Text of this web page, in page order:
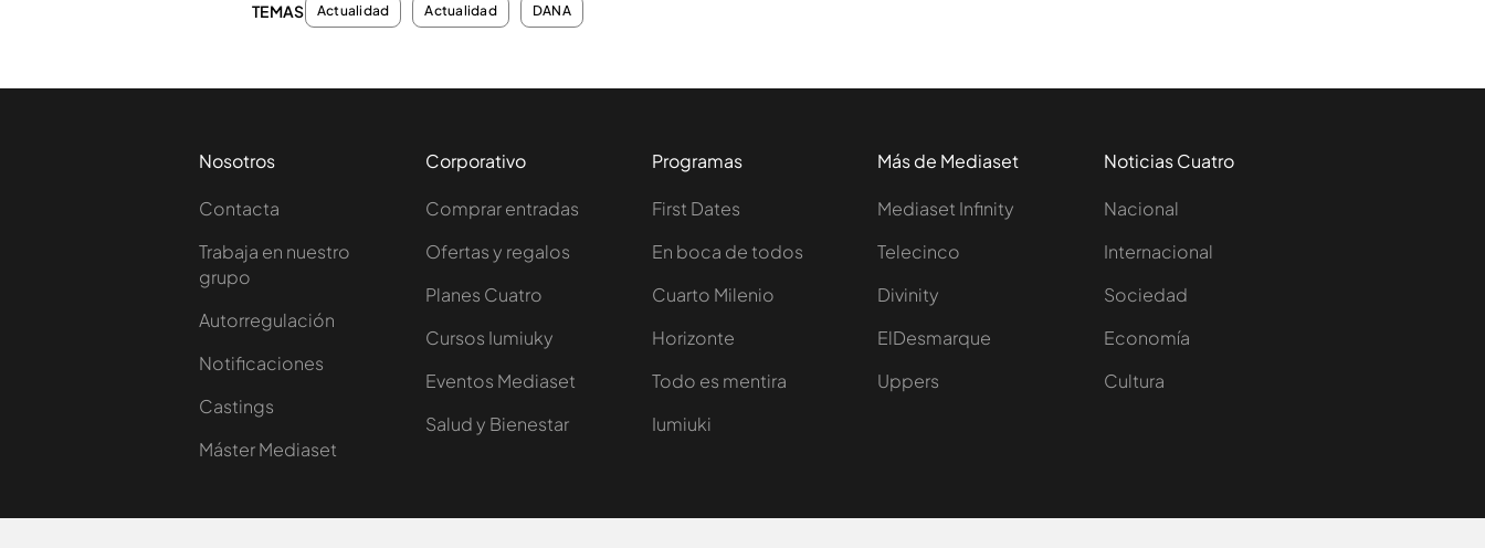
TEMAS Actualidad Actualidad DANA
Nosotros
Contacta
Trabaja en nuestro
grupo
Autorregulación
Notificaciones
Castings
Máster Mediaset
Corporativo
Comprar entradas
Ofertas y regalos
Planes Cuatro
Cursos Iumiuky
Eventos Mediaset
Salud y Bienestar
Programas
First Dates
En boca de todos
Cuarto Milenio
Horizonte
Todo es mentira
Iumiuki
Más de Mediaset
Mediaset Infinity
Telecinco
Divinity
ElDesmarque
Uppers
Noticias Cuatro
Nacional
Internacional
Sociedad
Economía
Cultura